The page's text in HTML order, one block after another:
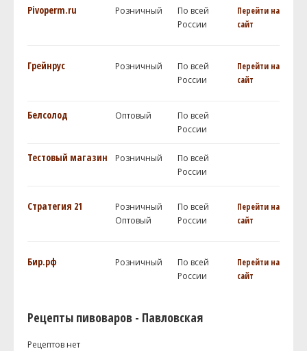
Pivoperm.ru Розничный
По всей
России
Перейти на
сайт
Грейнрус Розничный
По всей
России
Перейти на
сайт
Белсолод Оптовый
По всей
России
Тестовый магазин Розничный
По всей
России
Стратегия 21
Розничный
Оптовый
По всей
России
Перейти на
сайт
Бир.рф Розничный
По всей
России
Перейти на
сайт
Рецепты пивоваров - Павловская
Рецептов нет